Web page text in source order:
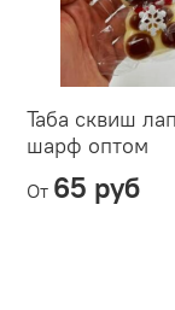
Таба сквиш
шарф оптом
От 65 руб